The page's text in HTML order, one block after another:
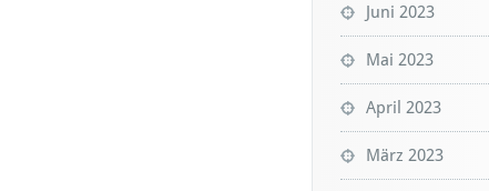
Juni 2023
Mai 2023
April 2023
März 2023